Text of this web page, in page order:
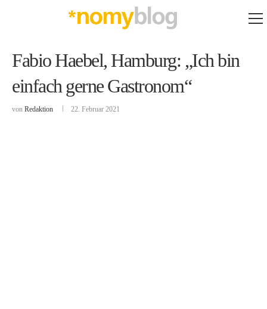
Fabio Haebel, Hamburg: „Ich bin
einfach gerne Gastronom“
von Redaktion 22. Februar 2021